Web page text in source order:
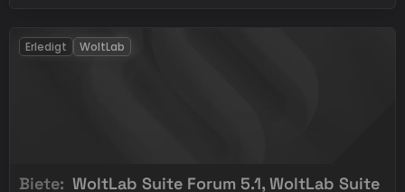
Erledigt WoltLab
Biete
WoltLab Suite Forum 5.1, WoltLab Suite